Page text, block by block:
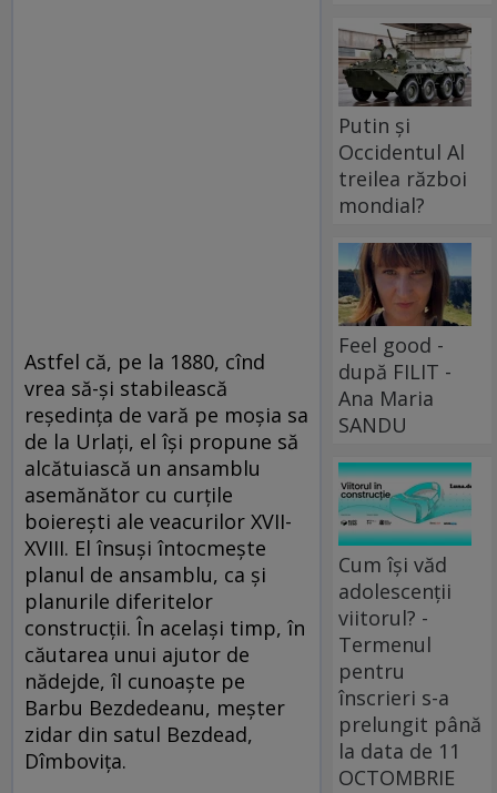
Astfel că, pe la 1880, cînd
vrea să-şi stabilească
reşedinţa de vară pe moşia sa
de la Urlaţi, el îşi propune să
alcătuiască un ansamblu
asemănător cu curţile
boiereşti ale veacurilor XVII-
XVIII. El însuşi întocmeşte
planul de ansamblu, ca şi
planurile diferitelor
construcţii. În acelaşi timp, în
căutarea unui ajutor de
nădejde, îl cunoaşte pe
Barbu Bezdedeanu, meşter
zidar din satul Bezdead,
Dîmboviţa.
Putin și
Occidentul Al
treilea război
mondial?
Feel good -
după FILIT -
Ana Maria
SANDU
Cum își văd
adolescenții
viitorul? -
Termenul
pentru
înscrieri s-a
prelungit până
la data de 11
OCTOMBRIE